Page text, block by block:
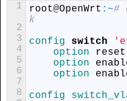
1
2
3
4
5
6
7
8
root@OpenWrt : ~#
k
config switch
option
reset
option
option
config